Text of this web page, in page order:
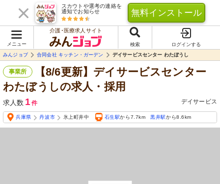
スカウトや選考の連絡を
通知でお知らせ
無料インストール
メニュー
介護･医療求人サイト
検索
ログインする
みんジョブ
合同会社 キッチン・ガーデン デイサービスセンター わたぼうし
事業所
【8/6更新】デイサービスセンター
わたぼうしの求人・採用
求人数 1 件 デイサービス
兵庫県 丹波市 氷上町井中 石生駅から7.7km 黒井駅から8.6km